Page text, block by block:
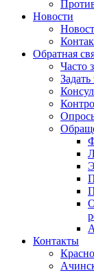
Новости
Обратная
Часто
Контакты